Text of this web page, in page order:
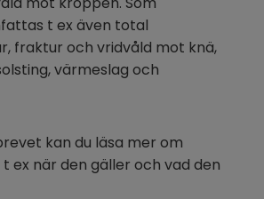
t ex även total
fraktur och vridvåld mot knä,
värmeslag och
kan du läsa mer om
ex när den gäller och vad den